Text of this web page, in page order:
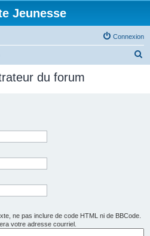
Jeunesse
Connexion
du forum
ne pas inclure de code HTML ni de BBCode.
votre adresse courriel.